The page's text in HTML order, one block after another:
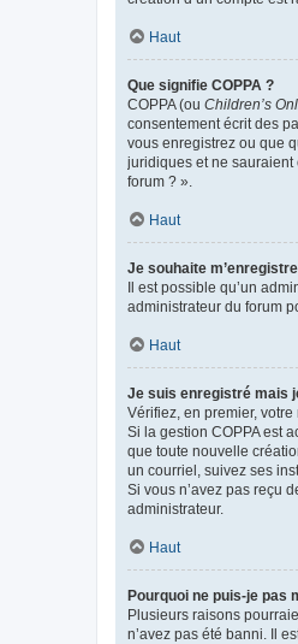
Haut
Que signifie COPPA ?
COPPA (ou Children’s
consentement écrit des
vous enregistrez ou que
juridiques et ne sauraient
forum ? ».
Haut
Je souhaite
Il est possible qu’un
administrateur du forum
Haut
Je suis enregistré mais
Vérifiez, en premier, votre
Si la gestion COPPA est
que toute nouvelle
un courriel, suivez ses
Si vous n’avez pas reçu
administrateur.
Haut
Pourquoi ne puis-je pas
Plusieurs raisons
n’avez pas été banni. Il